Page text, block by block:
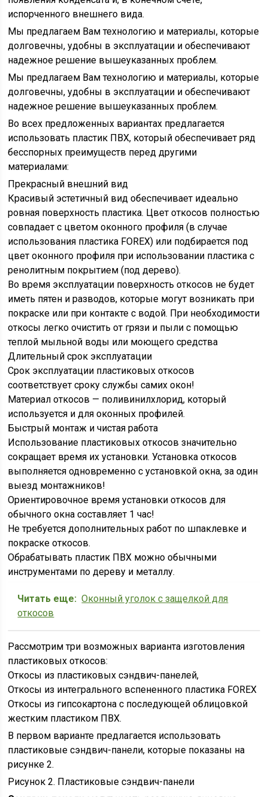
испорченного внешнего вида.
Мы предлагаем Вам технологию и материалы, которые
долговечны, удобны в эксплуатации и обеспечивают
надежное решение вышеуказанных проблем.
Мы предлагаем Вам технологию и материалы, которые
долговечны, удобны в эксплуатации и обеспечивают
надежное решение вышеуказанных проблем.
Во всех предложенных вариантах предлагается
использовать пластик ПВХ, который обеспечивает ряд
бесспорных преимуществ перед другими
материалами:
Прекрасный внешний вид
Красивый эстетичный вид обеспечивает идеально
ровная поверхность пластика. Цвет откосов полностью
совпадает с цветом оконного профиля (в случае
использования пластика FOREX) или подбирается под
цвет оконного профиля при использовании пластика с
ренолитным покрытием (под дерево).
Во время эксплуатации поверхность откосов не будет
иметь пятен и разводов, которые могут возникать при
покраске или при контакте с водой. При необходимости
откосы легко очистить от грязи и пыли с помощью
теплой мыльной воды или моющего средства
Длительный срок эксплуатации
Срок эксплуатации пластиковых откосов
соответствует сроку службы самих окон!
Материал откосов — поливинилхлорид, который
используется и для оконных профилей.
Быстрый монтаж и чистая работа
Использование пластиковых откосов значительно
сокращает время их установки. Установка откосов
выполняется одновременно с установкой окна, за один
выезд монтажников!
Ориентировочное время установки откосов для
обычного окна составляет 1 час!
Не требуется дополнительных работ по шпаклевке и
покраске откосов.
Обрабатывать пластик ПВХ можно обычными
инструментами по дереву и металлу.
Читать еще: Оконный уголок с защелкой для
откосов
Рассмотрим три возможных варианта изготовления
пластиковых откосов:
Откосы из пластиковых сэндвич-панелей,
Откосы из интегрального вспененного пластика FOREX
Откосы из гипсокартона с последующей облицовкой
жестким пластиком ПВХ.
В первом варианте предлагается использовать
пластиковые сэндвич-панели, которые показаны на
рисунке 2.
Рисунок 2. Пластиковые сэндвич-панели